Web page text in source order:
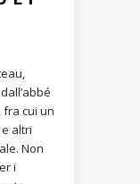
fra cui un
altri
Non
i